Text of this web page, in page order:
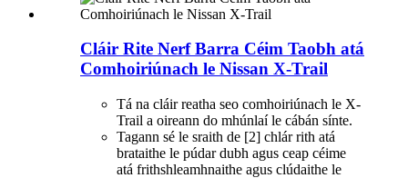
Cláir Rite Nerf Barra Céim Taobh atá
Comhoiriúnach le Nissan X-Trail
Tá na cláir reatha seo comhoiriúnach le X-
Trail a oireann do mhúnlaí le cábán sínte.
Tagann sé le sraith de [2] chlár rith atá
brataithe le púdar dubh agus ceap céime
atá frithshleamhnaithe agus clúdaithe le